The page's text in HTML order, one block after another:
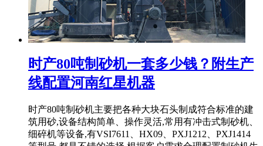
时产80吨制砂机一套多少钱？附生产
线配置河南红星机器
时产80吨制砂机主要把各种大块石头制成符合标准的建
筑用砂,设备结构简单、操作灵活,常用有冲击式制砂机、
细碎机等设备,有VSI7611、HX09、PXJ1212、PXJ1414